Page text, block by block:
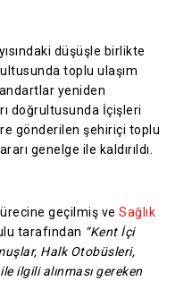
düşüşle birlikte
toplu ulaşım
yeniden
doğrultusunda İçişleri
gönderilen şehiriçi toplu
genelge ile kaldırıldı.
geçilmiş ve Sağlık
tarafından “Kent İçi
Halk Otobüsleri,
ilgili alınması gereken